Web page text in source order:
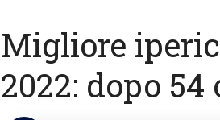
Migliore
2022: dopo